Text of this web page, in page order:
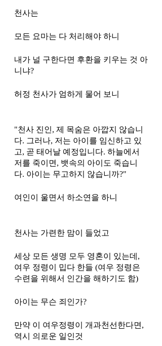
천사는
모든 요마는 다 처리해야 하니
내가 널 구한다면 후환을 키우는 것 아
니냐?
허정 천사가 엄하게 물어 보니
"천사 진인, 제 목숨은 아깝지 않습니
다. 그러나, 저는 아이를 임신하고 있
고, 곧 태어날 예정입니다. 하늘에서
저를 죽이면, 뱃속의 아이도 죽습니
다. 아이는 무고하지 않습니까?"
여인이 울면서 하소연을 하니
천사는 가련한 맘이 들었고
세상 모든 생명 모두 영혼이 있는데,
여우 정령이 밉다 한들 (여우 정령은
수련을 위해서 인간을 해하기도 함)
아이는 무슨 죄인가?
만약 이 여우정령이 개과천선한다면,
역시 의로운 일인것